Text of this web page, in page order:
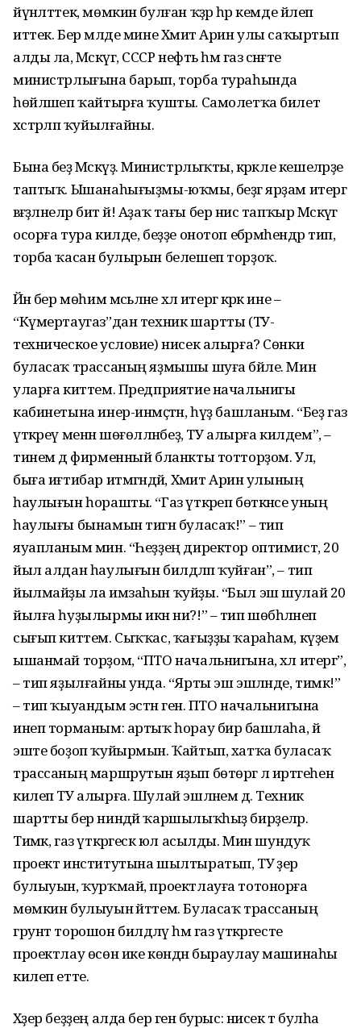
йүнәлттек, мөмкин булған ҡәҙәр һәр кемде йәлеп
иттек. Бер мәлде мине Хәмит Арин улы саҡыртып
алды ла, Мәскәүгә, СССР нефть һәм газ сәнәғәте
министрлығына барып, торба тураһында
һөйләшеп ҡайтырға ҡушты. Самолетҡа билет
хәстәрләп ҡуйылғайны.
Бына беҙ Мәскәүҙә. Министрлыҡты, кәрәкле кешеләрҙе
таптыҡ. Ышанаһығыҙмы-юҡмы, беҙгә ярҙам итергә
вәғәҙәләнеләр бит әй! Аҙаҡ тағы бер нисә тапҡыр Мәскәүгә
осорға тура килде, беҙҙе онотоп ебәрмәһендәр тип,
торба ҡасан булырын белешеп торҙоҡ.
Йәнә бер мөһим мәсьәләне хәл итергә кәрәк ине –
“Күмертаугаз”дан техник шартты (ТУ-
техническое условие) нисек алырға? Сөнки
буласаҡ трассаның яҙмышы шуға бәйле. Мин
уларға киттем. Предприятие начальнигы
кабинетына инер-инмәҫтән, һүҙ башланым. “Беҙ газ
үткәреү менән шөғөлләнәбеҙ, ТУ алырға килдем”, –
тинем дә фирменный бланкты тотторҙом. Ул,
быға иғтибар итмәгәндәй, Хәмит Арин улының
һаулығын һорашты. “Газ үткәреп бөткәнсе уның
һаулығы бынамын тигән буласаҡ!” – тип
яуапланым мин. “Һеҙҙең директор оптимист, 20
йыл алдан һаулығын билдәләп ҡуйған”, – тип
йылмайҙы ла имзаһын ҡуйҙы. “Был эш шулай 20
йылға һуҙылырмы икән ни?!” – тип шөбһәләнеп
сығып киттем. Сыҡҡас, ҡағыҙҙы ҡараһам, күҙемә
ышанмай торҙом, “ПТО начальнигына, хәл итергә”,
– тип яҙылғайны унда. “Ярты эш эшләнде, тимәк!”
– тип ҡыуандым эстән генә. ПТО начальнигына
инеп торманым: артыҡ һорау бирә башлаһа, йә
эште боҙоп ҡуйырмын. Ҡайтып, хатҡа буласаҡ
трассаның маршрутын яҙып бөтөргә лә иртәгеһенә
килеп ТУ алырға. Шулай эшләнем дә. Техник
шартты бер ниндәй ҡаршылыҡһыҙ бирҙеләр.
Тимәк, газ үткәргескә юл асылды. Мин шундуҡ
проект институтына шылтыратып, ТУ әҙер
булыуын, ҡурҡмай, проектлауға тотонорға
мөмкин булыуын әйттем. Буласаҡ трассаның
грунт торошон билдәләү һәм газ үткәргесте
проектлау өсөн ике көндән быраулау машинаһы
килеп етте.
Хәҙер беҙҙең алда бер генә бурыс: нисек тә булһа